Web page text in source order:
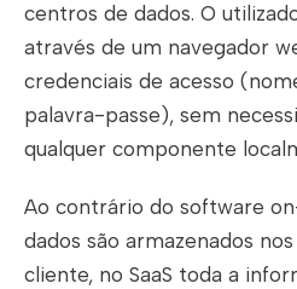
centros de dados. O
através de um navegador
credenciais de acesso
palavra-passe), sem
qualquer componente
Ao contrário do software
dados são armazenados
cliente, no SaaS toda a